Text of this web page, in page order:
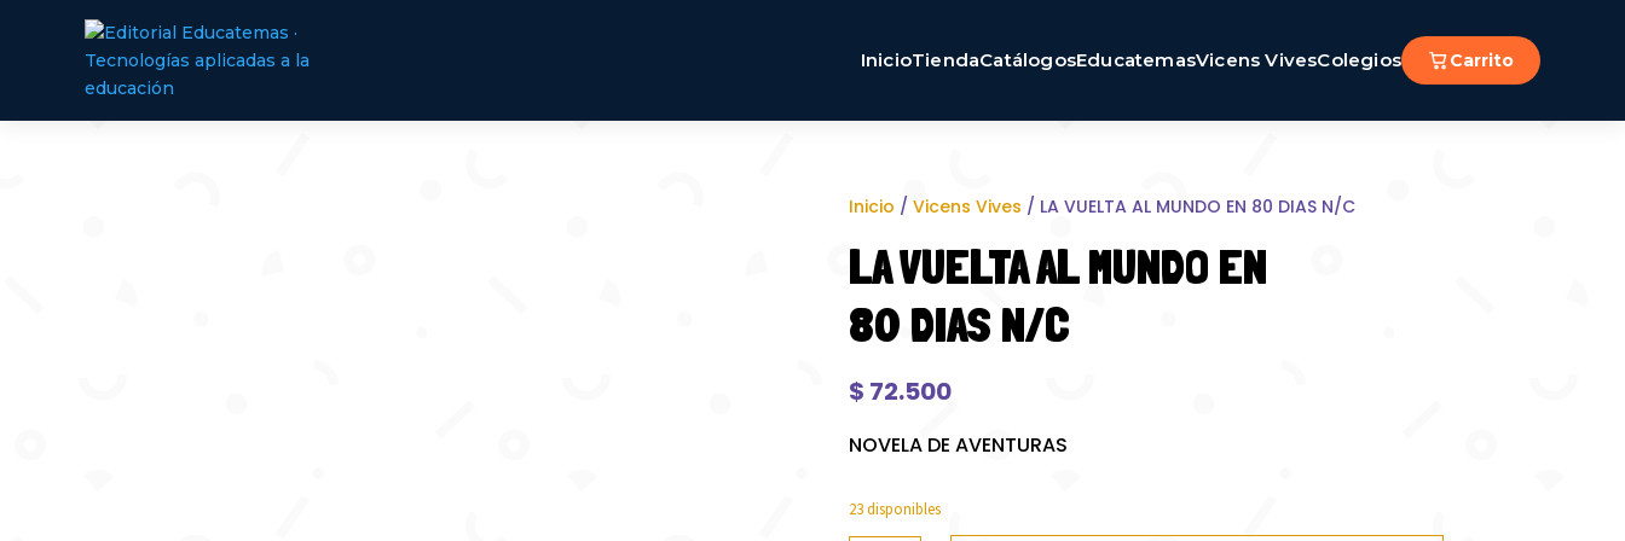
InicioTiendaCatálogosEducatemasVicens VivesColegios Carrito
Inicio / Vicens Vives / LA VUELTA AL MUNDO EN 80 DIAS N/C
LA VUELTA AL MUNDO EN
80 DIAS N/C
$ 72.500
NOVELA DE AVENTURAS
23 disponibles